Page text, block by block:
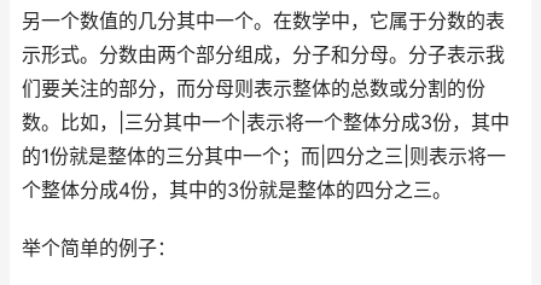
另一个数值的几分其中一个。在数学中，它属于分数的表
示形式。分数由两个部分组成，分子和分母。分子表示我
们要关注的部分，而分母则表示整体的总数或分割的份
数。比如，|三分其中一个|表示将一个整体分成3份，其中
的1份就是整体的三分其中一个；而|四分之三|则表示将一
个整体分成4份，其中的3份就是整体的四分之三。
举个简单的例子：